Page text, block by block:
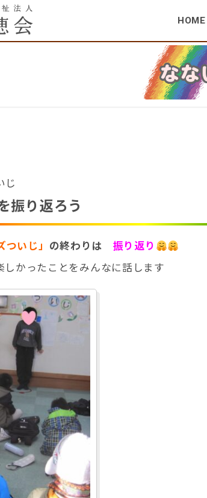
HOME
じ
振り返ろう
ついじ」 の終わりは 振り返り
しかったことをみんなに話します